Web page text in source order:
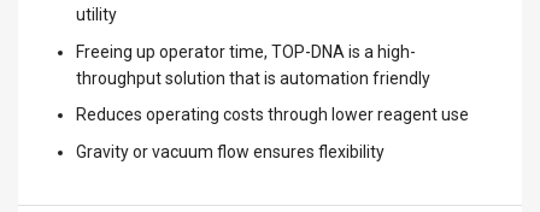
utility
Freeing up operator time, TOP-DNA is a high-
throughput solution that is automation friendly
Reduces operating costs through lower reagent use
Gravity or vacuum flow ensures flexibility